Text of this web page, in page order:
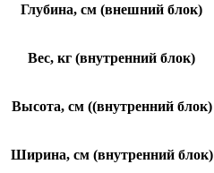
Глубина, см (внешний блок)
Вес, кг (внутренний блок)
Высота, см ((внутренний блок)
Ширина, см (внутренний блок)